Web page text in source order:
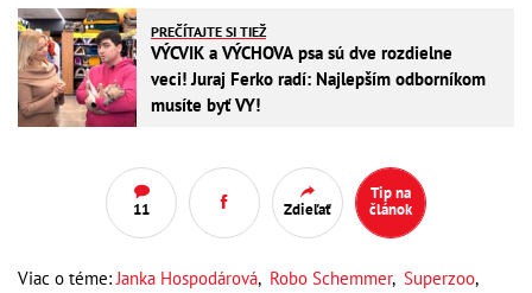
PREČÍTAJTE SI TIEŽ
VÝCVIK a VÝCHOVA psa sú dve rozdielne
veci! Juraj Ferko radí: Najlepším odborníkom
musíte byť VY!
11 Zdieľať
Tip na
článok
Viac o téme: Janka Hospodárová, Robo Schemmer, Superzoo,